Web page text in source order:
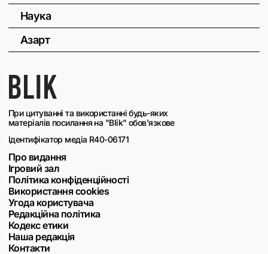
При цитуванні та використанні будь-яких
матеріалів посилання на "Blik" обов'язкове
Ідентифікатор медіа R40-06171
Про видання
Ігровий зал
Політика конфіденційності
Використання cookies
Угода користувача
Редакційна політика
Кодекс етики
Наша редакція
Контакти
Наука
Азарт